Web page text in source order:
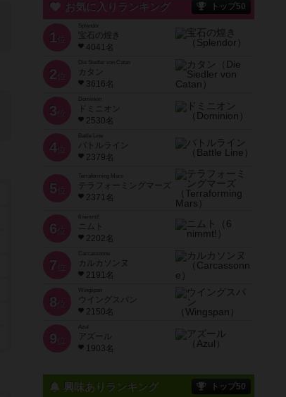
お気に入りランキング トップ50
1 位
宝石の煌き
4041名
2 位
Die Siedler von Catan
カタン
3616名
3 位
ドミニオン
2530名
4位
Battle Line
バトルライン
2379名
5 位
Terraforming Mars
テラフォーミングマーズ
2371名
6 位
ニムト
2202名
7 位
Carcassonne
カルカソンヌ
2191名
8 位
Wingspan
ウイングスパン
2150名
9 位
Azul
アズール
1903名
興味ありランキング トップ50